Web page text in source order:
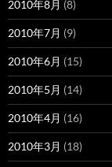
2010年8月 (8)
2010年7月 (9)
2010年6月 (15)
2010年5月 (14)
2010年4月 (16)
2010年3月 (18)